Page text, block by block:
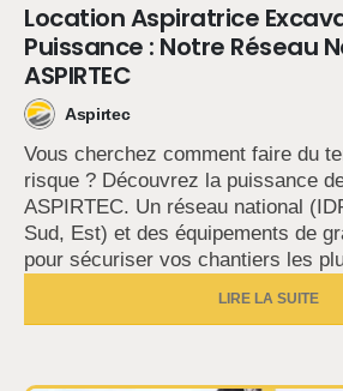
Location Aspiratrice
Puissance : Notre Réseau
ASPIRTEC
Aspirtec
Vous cherchez comment faire du
risque ? Découvrez la puissance
ASPIRTEC. Un réseau national
Sud, Est) et des équipements de
pour sécuriser vos chantiers les
LIRE LA SUITE